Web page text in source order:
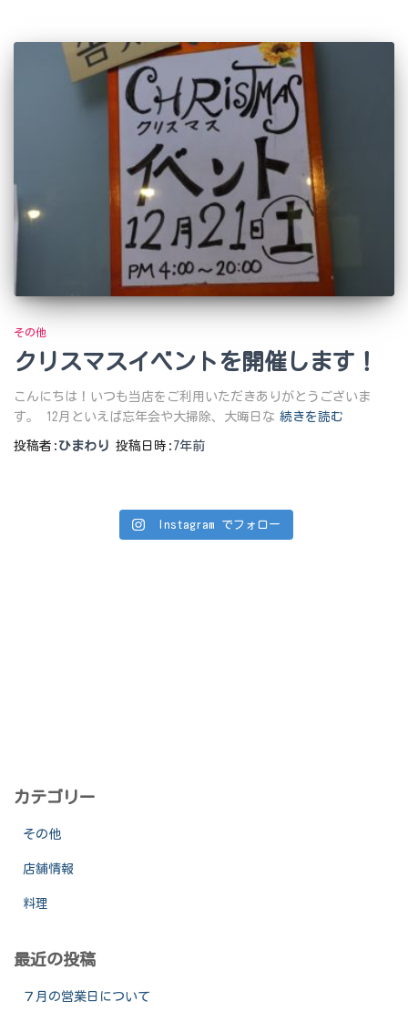
その他
クリスマスイベントを開催します！
こんにちは！いつも当店をご利用いただきありがとうございま
す。 12月といえば忘年会や大掃除、大晦日な 続きを読む
投稿者: ひまわり 投稿日時: 7年前
Instagram でフォロー
カテゴリー
その他
店舗情報
料理
最近の投稿
７月の営業日について